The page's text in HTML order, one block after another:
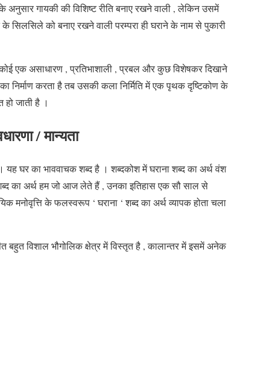
अनुसार गायकी की विशिष्ट रीति बनाए रखने वाली , लेकिन उसमें
को बनाए रखने वाली परम्परा ही घराने के नाम से पुकारी
एक असाधारण , प्रतिभाशाली , प्रबल और कुछ विशेषकर दिखाने
निर्माण करता है तब उसकी कला निर्मिति में एक पृथक दृष्टिकोण के
हो जाती है ।
/ मान्यता
यह घर का भाववाचक शब्द है । शब्दकोश में घराना शब्द का अर्थ वंश
का अर्थ हम जो आज लेते हैं , उनका इतिहास एक सौ साल से
मनोवृत्ति के फलस्वरूप ‘ घराना ‘ शब्द का अर्थ व्यापक होता चला
बहुत विशाल भौगोलिक क्षेत्र में विस्तृत है , कालान्तर में इसमें अनेक